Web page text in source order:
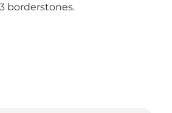
borderstones.